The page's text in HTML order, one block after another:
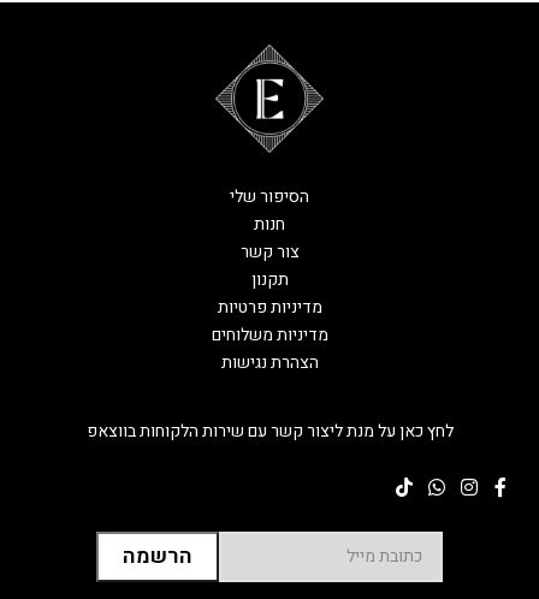
לחץ כאן על מנת ליצור קשר עם שירות הלקוחות בווצאפ
הסיפור שלי
חנות
צור קשר
תקנון
מדיניות פרטיות
מדיניות משלוחים
הצהרת נגישות